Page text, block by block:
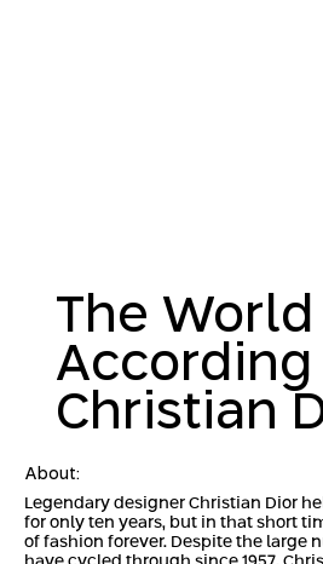
The World
According
Christian
About:
Legendary designer Christian Dior
for only ten years, but in that short
of fashion forever. Despite the large